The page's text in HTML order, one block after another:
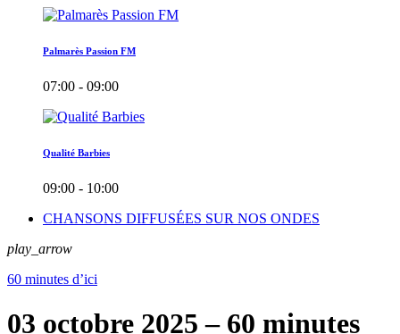
Palmarès Passion FM
07:00 - 09:00
Qualité Barbies
09:00 - 10:00
CHANSONS DIFFUSÉES SUR NOS ONDES
play_arrow
60 minutes d’ici
03 octobre 2025 – 60 minutes